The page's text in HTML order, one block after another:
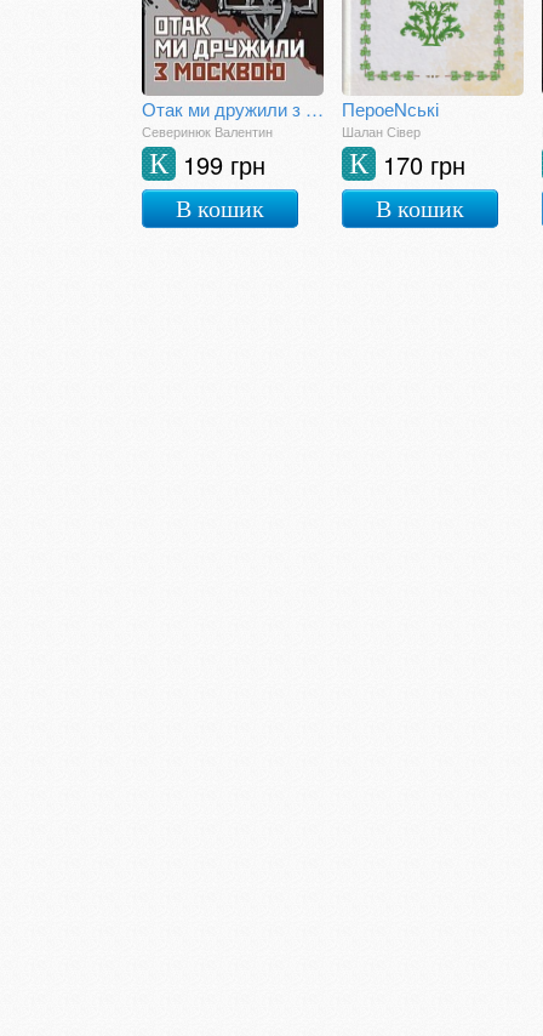
Отак ми дружили з Москвою
Северинюк Валентин
199 грн
К
В кошик
ПероеNські
Шалан Сівер
170 грн
К
В кошик